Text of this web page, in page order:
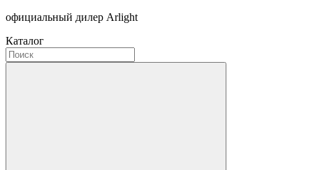
официальный дилер Arlight
Каталог